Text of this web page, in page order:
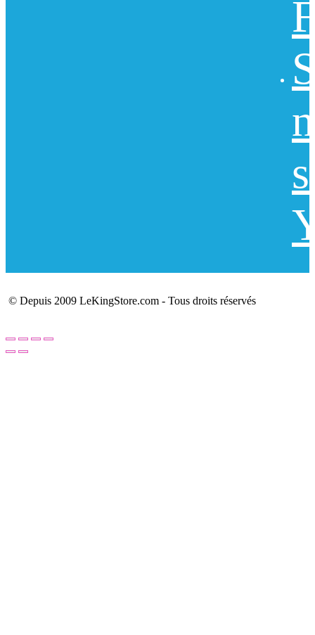
© Depuis 2009 LeKingStore.com - Tous droits réservés